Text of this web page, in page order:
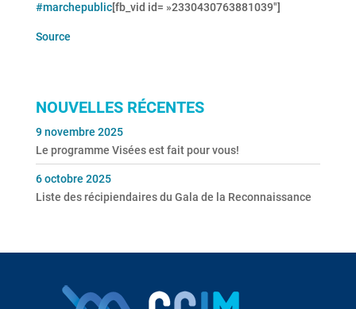
#marchepublic[fb_vid id= »2330430763881039″]
Source
NOUVELLES RÉCENTES
Le programme Visées est fait pour vous!
9 novembre 2025
Liste des récipiendaires du Gala de la Reconnaissance
6 octobre 2025